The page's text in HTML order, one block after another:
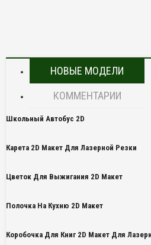
НОВЫЕ МОДЕЛИ
КОММЕНТАРИИ
Школьный Автобус 2D
Карета 2D Макет Для Лазерной Резки
Цветок Для Выжигания 2D Макет
Полочка На Кухню 2D Макет
Коробочка Для Книг 2D Макет Для